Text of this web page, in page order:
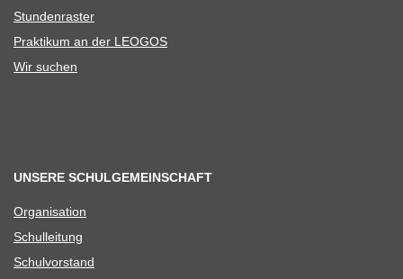
Stun­den­ras­ter
Prak­ti­kum an der LEOGOS
Wir suchen
UNSERE SCHULGEMEINSCHAFT
Orga­ni­sa­tion
Schul­lei­tung
Schul­vor­stand